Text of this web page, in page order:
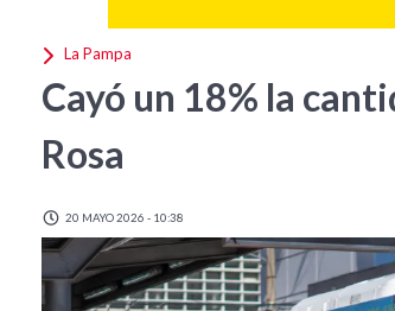
La Pampa
Cayó un 18% la
Rosa
20 MAYO 2026 - 10:38